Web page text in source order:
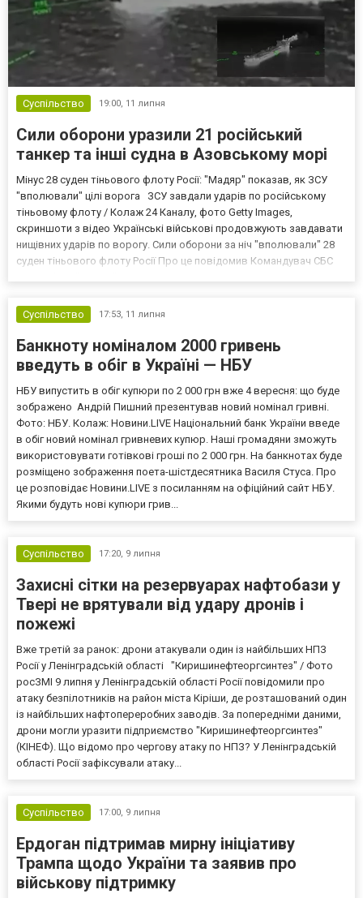
Суспільство 19:00, 11 липня
Сили оборони уразили 21 російський
танкер та інші судна в Азовському морі
Мінус 28 суден тіньового флоту Росії: "Мадяр" показав, як ЗСУ
"вполювали" цілі ворога ЗСУ завдали ударів по російському
тіньовому флоту / Колаж 24 Каналу, фото Getty Images,
скриншоти з відео Українські військові продовжують завдавати
нищівних ударів по ворогу. Сили оборони за ніч "вполювали" 28
суден тіньового флоту Росії Про це повідомив Командувач СБС
Суспільство
17:53, 11 липня
Банкноту номіналом 2000 гривень
введуть в обіг в Україні — НБУ
НБУ випустить в обіг купюри по 2 000 грн вже 4 вересня: що буде
зображено Андрій Пишний презентував новий номінал гривні.
Фото: НБУ. Колаж: Новини.LIVE Національний банк України введе
в обіг новий номінал гривневих купюр. Наші громадяни зможуть
використовувати готівкові гроші по 2 000 грн. На банкнотах буде
розміщено зображення поета-шістдесятника Василя Стуса. Про
це розповідає Новини.LIVE з посиланням на офіційний сайт НБУ.
Якими будуть нові купюри грив...
Суспільство 17:20, 9 липня
Захисні сітки на резервуарах нафтобази у
Твері не врятували від удару дронів і
пожежі
Вже третій за ранок: дрони атакували один із найбільших НПЗ
Росії у Ленінградській області "Киришинефтеоргсинтез" / Фото
росЗМІ 9 липня у Ленінградській області Росії повідомили про
атаку безпілотників на район міста Кіріши, де розташований один
із найбільших нафтопереробних заводів. За попередніми даними,
дрони могли уразити підприємство "Киришинефтеоргсинтез"
(КІНЕФ). Що відомо про чергову атаку по НПЗ? У Ленінградській
області Росії зафіксували атаку...
Суспільство 17:00, 9 липня
Ердоган підтримав мирну ініціативу
Трампа щодо України та заявив про
військову підтримку